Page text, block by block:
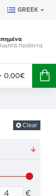
GREEK
Προϊόντα
0,00€
Clear
€